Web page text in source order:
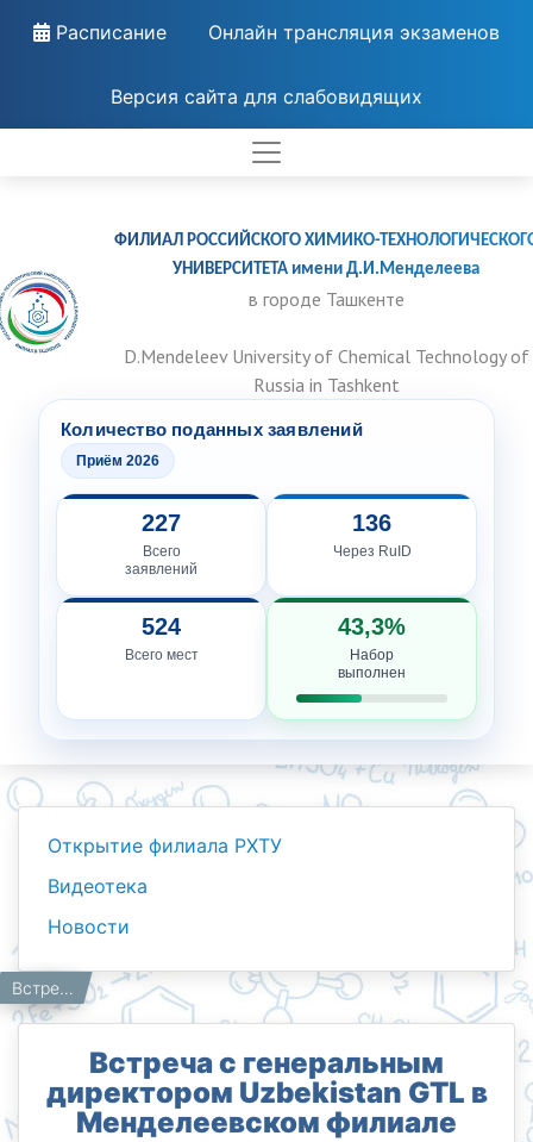
Расписание Онлайн трансляция экзаменов
Версия сайта для слабовидящих
ФИЛИАЛ РОССИЙСКОГО ХИМИКО-
УНИВЕРСИТЕТА имени Д.И.Менделеева
в городе Ташкенте
D.Mendeleev University of Chemical Technology of
Russia in Tashkent
Количество поданных заявлений
Приём 2026
227
Всего
заявлений
136
Через RuID
524
Всего мест
43,3%
Набор
выполнен
Открытие филиала РХТУ
Видеотека
Новости
Главная
Работникам
Новости Встреча с генеральным директором Uzbekistan GTL в Менделеевском филиале
Встреча с генеральным
директором Uzbekistan GTL в
Менделеевском филиале